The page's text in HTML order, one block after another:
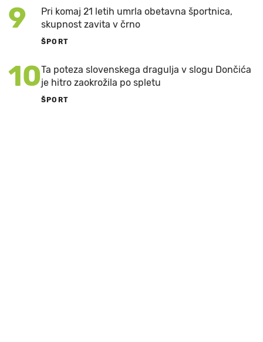
9
Pri komaj 21 letih umrla obetavna športnica,
skupnost zavita v črno
ŠPORT
10Ta poteza slovenskega dragulja v slogu Dončića
je hitro zaokrožila po spletu
ŠPORT